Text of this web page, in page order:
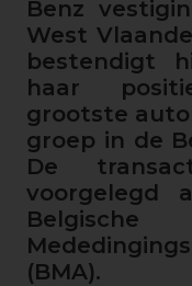
Benz
West
bestendigt
haar
grootste
groep in de
De
voorgelegd
Belgische
(BMA).